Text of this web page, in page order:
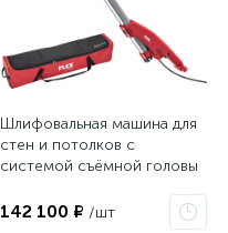
Шлифовальная машина для
стен и потолков с
системой съёмной головы
494496
142 100 ₽ /шт